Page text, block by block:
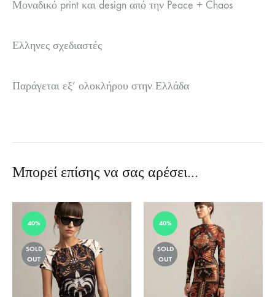
Μοναδικό print και design από την Peace + Chaos
Ελληνες σχεδιαστές
Παράγεται εξ’ ολοκλήρου στην Ελλάδα
Μπορεί επίσης να σας αρέσει…
40%
SOLD
OUT
40%
SOLD
OUT